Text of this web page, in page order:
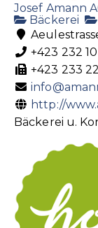
Josef Amann
Bäckerei
+423 232
+423 233
http://
Bäckerei u.